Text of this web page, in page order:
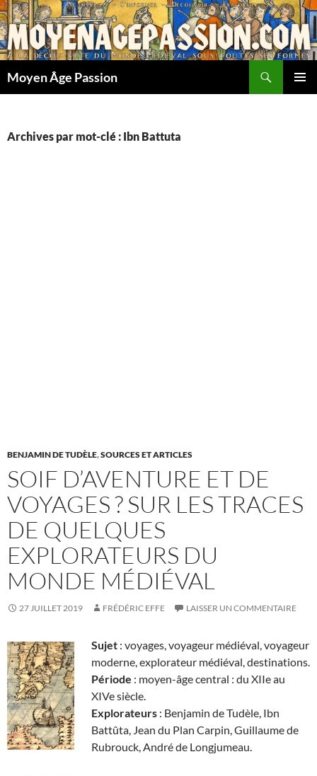
Aller
au
contenu
Moyen Âge Passion
Archives par mot-clé : Ibn Battuta
BENJAMIN DE TUDÈLE,SOURCES ET ARTICLES
SOIF D’AVENTURE ET DE
VOYAGES ? SUR LES TRACES
DE QUELQUES
EXPLORATEURS DU
MONDE MÉDIÉVAL
27 JUILLET 2019 FRÉDÉRIC EFFE LAISSER UN COMMENTAIRE
Sujet : voyages, voyageur médiéval, voyageur
moderne, explorateur médiéval, destinations.
Période : moyen-âge central : du XIIe au
XIVe siècle.
Explorateurs : Benjamin de Tudèle, Ibn
Battûta, Jean du Plan Carpin, Guillaume de
Rubrouck, André de Longjumeau.